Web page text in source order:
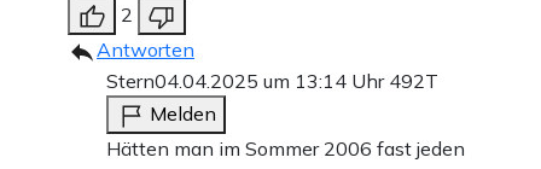
2
Antworten
Stern04.04.2025 um 13:14 Uhr 492T
Melden
Hätten man im Sommer 2006 fast jeden